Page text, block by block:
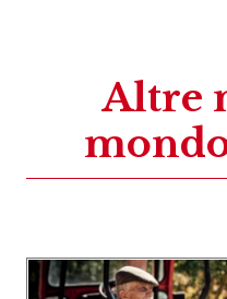
Altre